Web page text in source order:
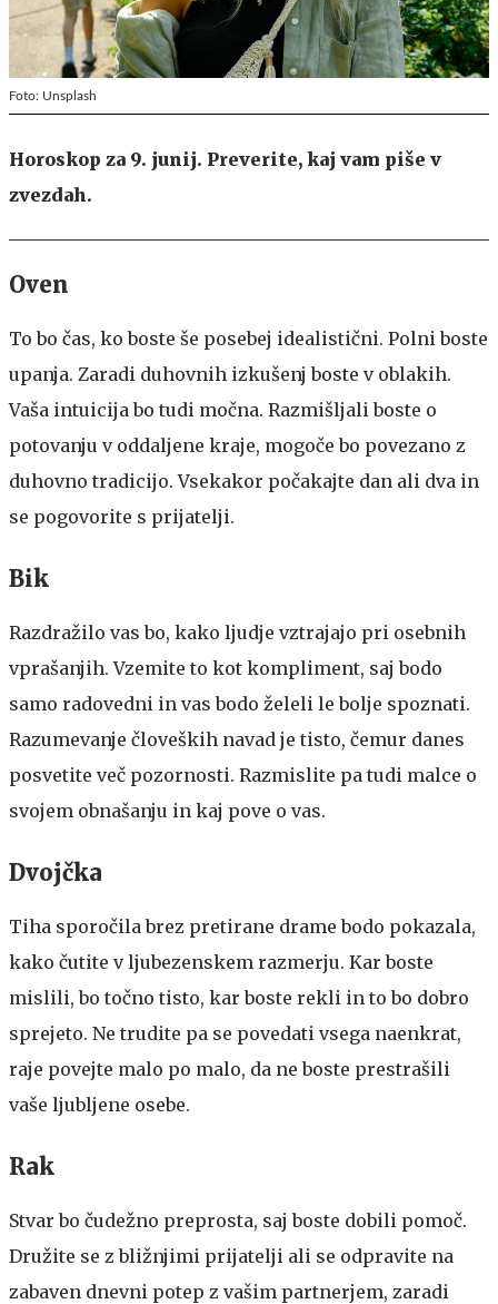
Foto: Unsplash
Horoskop za 9. junij. Preverite, kaj vam piše v
zvezdah.
Oven
To bo čas, ko boste še posebej idealistični. Polni boste
upanja. Zaradi duhovnih izkušenj boste v oblakih.
Vaša intuicija bo tudi močna. Razmišljali boste o
potovanju v oddaljene kraje, mogoče bo povezano z
duhovno tradicijo. Vsekakor počakajte dan ali dva in
se pogovorite s prijatelji.
Bik
Razdražilo vas bo, kako ljudje vztrajajo pri osebnih
vprašanjih. Vzemite to kot kompliment, saj bodo
samo radovedni in vas bodo želeli le bolje spoznati.
Razumevanje človeških navad je tisto, čemur danes
posvetite več pozornosti. Razmislite pa tudi malce o
svojem obnašanju in kaj pove o vas.
Dvojčka
Tiha sporočila brez pretirane drame bodo pokazala,
kako čutite v ljubezenskem razmerju. Kar boste
mislili, bo točno tisto, kar boste rekli in to bo dobro
sprejeto. Ne trudite pa se povedati vsega naenkrat,
raje povejte malo po malo, da ne boste prestrašili
vaše ljubljene osebe.
Rak
Stvar bo čudežno preprosta, saj boste dobili pomoč.
Družite se z bližnjimi prijatelji ali se odpravite na
zabaven dnevni potep z vašim partnerjem, zaradi